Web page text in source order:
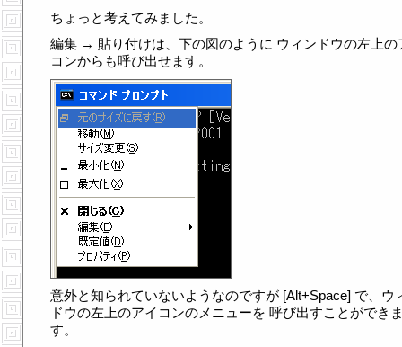
ちょっと考えてみました。
編集 → 貼り付けは、下の図のように ウィンドウの左上の
コンからも呼び出せます。
意外と知られていないようなのですが [Alt+Space] で、ウ
ドウの左上のアイコンのメニューを 呼び出すことができ
す。